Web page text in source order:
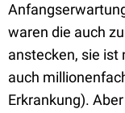
waren die auch
anstecken, sie ist
auch
Erkrankung).